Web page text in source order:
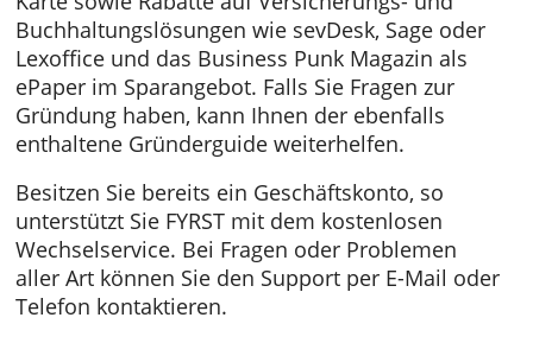
Exklusiv als FYRST-Base-Kunde können Sie
Starterpaket hinzubuchen. Dieses kostet 6,00
Euro im Monat und bietet Ihnen ein
mit separater IBAN sowie weitere 50
Buchungsposten auf diesem Konto, z. B. für
Steuerrücklagen oder Liquiditätsreserven.
Darüber hinaus erhalten Sie eine VISA-
Karte sowie Rabatte auf Versicherungs- und
Buchhaltungslösungen wie sevDesk, Sage